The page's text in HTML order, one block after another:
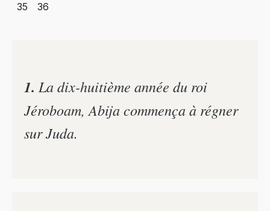
35 36
1. La dix-huitième année du roi
Jéroboam, Abija commença à régner
sur Juda.